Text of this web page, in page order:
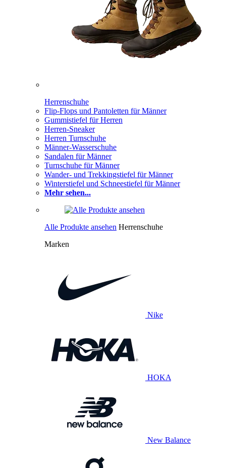
Herrenschuhe
Flip-Flops und Pantoletten für Männer
Gummistiefel für Herren
Herren-Sneaker
Herren Turnschuhe
Männer-Wasserschuhe
Sandalen für Männer
Turnschuhe für Männer
Wander- und Trekkingstiefel für Männer
Winterstiefel und Schneestiefel für Männer
Mehr sehen...
Alle Produkte ansehen Herrenschuhe
Marken
Nike
HOKA
New Balance